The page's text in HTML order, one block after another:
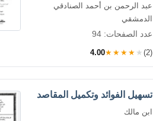
عبد الرحمن بن أحمد الصنادقي
الدمشقي
عدد الصفحات: 94
4.00★★★★★ (2)
تسهيل الفوائد وتكميل المقاصد
ابن مالك